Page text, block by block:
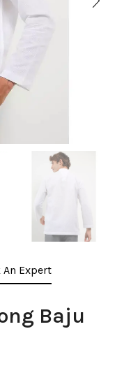
An Expert
Baju